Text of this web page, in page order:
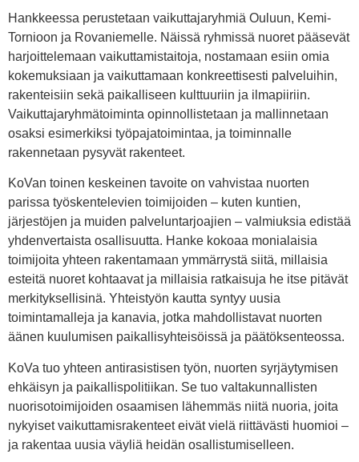
Hankkeessa perustetaan vaikuttajaryhmiä Ouluun, Kemi-
Tornioon ja Rovaniemelle. Näissä ryhmissä nuoret pääsevät
harjoittelemaan vaikuttamistaitoja, nostamaan esiin omia
kokemuksiaan ja vaikuttamaan konkreettisesti palveluihin,
rakenteisiin sekä paikalliseen kulttuuriin ja ilmapiiriin.
Vaikuttajaryhmätoiminta opinnollistetaan ja mallinnetaan
osaksi esimerkiksi työpajatoimintaa, ja toiminnalle
rakennetaan pysyvät rakenteet.
KoVan toinen keskeinen tavoite on vahvistaa nuorten
parissa työskentelevien toimijoiden – kuten kuntien,
järjestöjen ja muiden palveluntarjoajien – valmiuksia edistää
yhdenvertaista osallisuutta. Hanke kokoaa monialaisia
toimijoita yhteen rakentamaan ymmärrystä siitä, millaisia
esteitä nuoret kohtaavat ja millaisia ratkaisuja he itse pitävät
merkityksellisinä. Yhteistyön kautta syntyy uusia
toimintamalleja ja kanavia, jotka mahdollistavat nuorten
äänen kuulumisen paikallisyhteisöissä ja päätöksenteossa.
KoVa tuo yhteen antirasistisen työn, nuorten syrjäytymisen
ehkäisyn ja paikallispolitiikan. Se tuo valtakunnallisten
nuorisotoimijoiden osaamisen lähemmäs niitä nuoria, joita
nykyiset vaikuttamisrakenteet eivät vielä riittävästi huomioi –
ja rakentaa uusia väyliä heidän osallistumiselleen.